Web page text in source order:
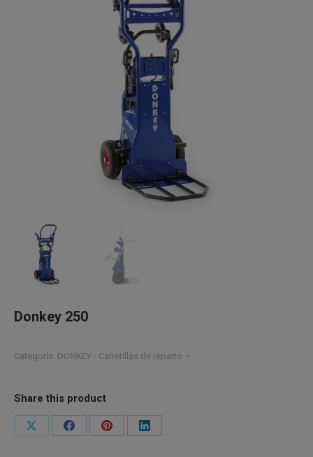
Donkey 250
Categoría: DONKEY - Carretillas de reparto
Share this product
Share
Share
Share
Share